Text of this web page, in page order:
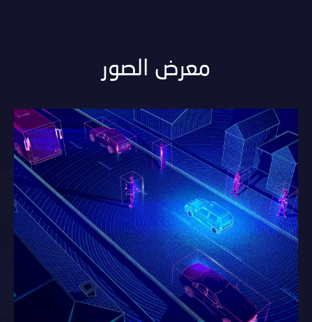
معرض الصور